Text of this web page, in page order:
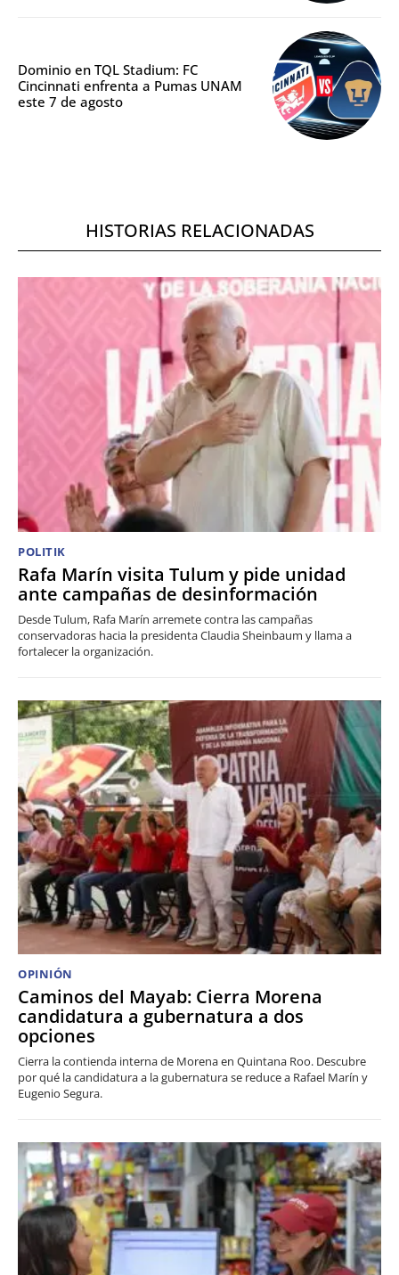
Dominio en TQL Stadium: FC
Cincinnati enfrenta a Pumas UNAM
este 7 de agosto
HISTORIAS RELACIONADAS
POLITIK
Rafa Marín visita Tulum y pide unidad
ante campañas de desinformación
Desde Tulum, Rafa Marín arremete contra las campañas
conservadoras hacia la presidenta Claudia Sheinbaum y llama a
fortalecer la organización.
OPINIÓN
Caminos del Mayab: Cierra Morena
candidatura a gubernatura a dos
opciones
Cierra la contienda interna de Morena en Quintana Roo. Descubre
por qué la candidatura a la gubernatura se reduce a Rafael Marín y
Eugenio Segura.